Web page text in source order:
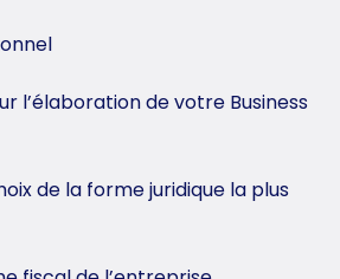
l’élaboration de votre Business
de la forme juridique la plus